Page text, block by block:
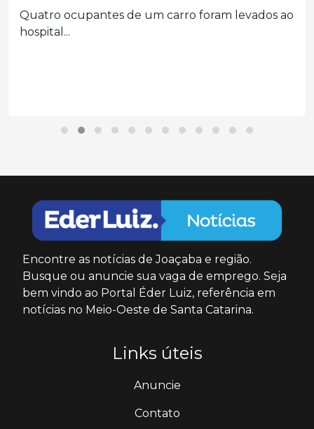
Quatro ocupantes de um carro foram levados ao
hospital...
Encontre as notícias de Joaçaba e região.
Busque ou anuncie sua vaga de emprego. Seja
bem vindo ao Portal Éder Luiz, referência em
notícias no Meio-Oeste de Santa Catarina.
Links úteis
Anuncie
Contato